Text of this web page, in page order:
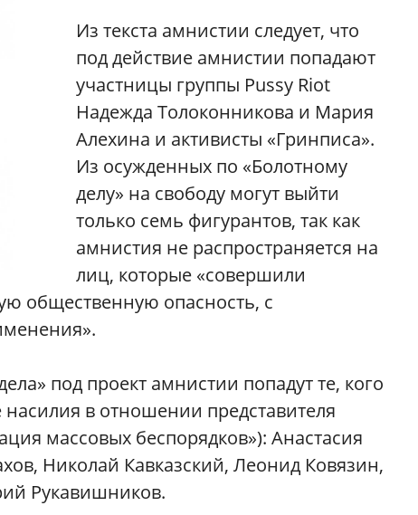
Из текста амнистии следует, что
под действие амнистии попадают
участницы группы Pussy Riot
Надежда Толоконникова и Мария
Алехина и активисты «Гринписа».
Из осужденных по «Болотному
делу» на свободу могут выйти
только семь фигурантов, так как
амнистия не распространяется на
лиц, которые «совершили
общественную опасность, с
».
под проект амнистии попадут те, кого
в отношении представителя
массовых беспорядков»): Анастасия
Николай Кавказский, Леонид Ковязин,
Рукавишников.